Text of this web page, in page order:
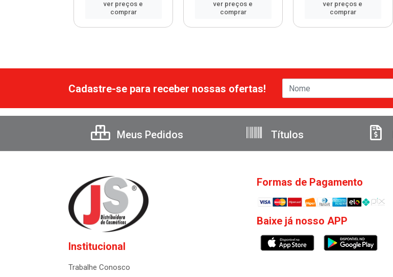
ver preços e
comprar
ver preços e
comprar
ver preços e
comprar
Cadastre-se para receber nossas ofertas!
Meus Pedidos Títulos
Institucional
Trabalhe Conosco
Formas de Pagamento
Baixe já nosso APP